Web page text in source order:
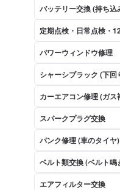
バッテリー交換 (持ち込
定期点検・日常点検・
パワーウィンドウ修理
シャーシブラック (下
カーエアコン修理 (ガス
スパークプラグ交換
パンク修理 (車のタイヤ)
ベルト類交換 (ベルト
エアフィルター交換